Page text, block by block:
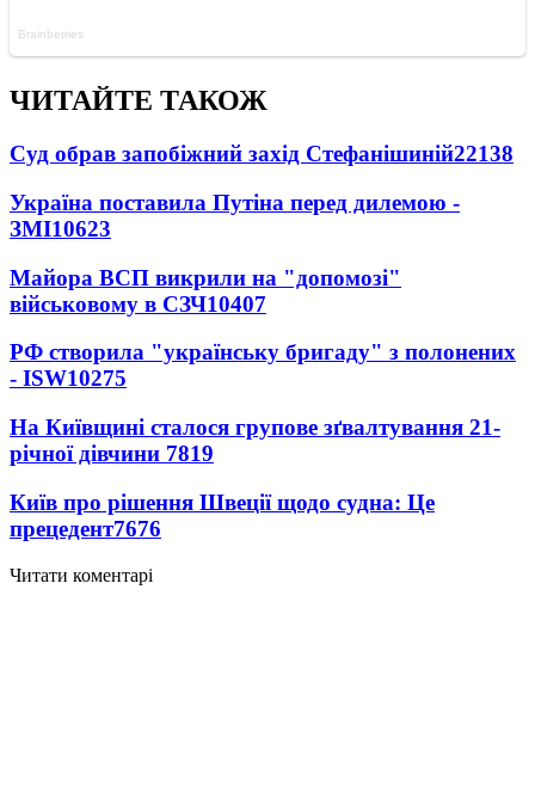
ЧИТАЙТЕ ТАКОЖ
Суд обрав запобіжний захід Стефанішиній22138
Україна поставила Путіна перед дилемою -
ЗМІ10623
Майора ВСП викрили на "допомозі"
військовому в СЗЧ10407
РФ створила "українську бригаду" з полонених
- ISW10275
На Київщині сталося групове зґвалтування 21-
річної дівчини 7819
Київ про рішення Швеції щодо судна: Це
прецедент7676
Читати коментарі